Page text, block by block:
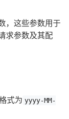
，这些参数用于
求参数及其配
式为 yyyy-MM-